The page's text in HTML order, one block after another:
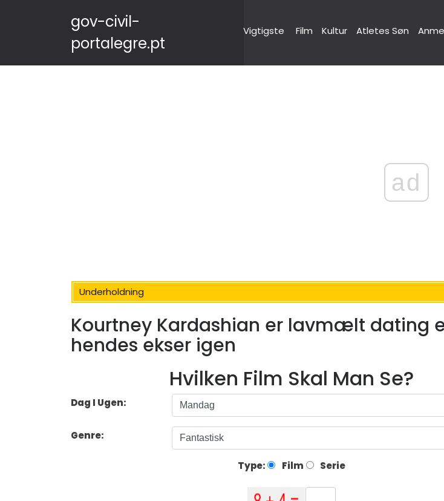
gov-civil-
portalegre.pt
Vigtigste Film Kultur Atletes Søn
ad
Underholdning
Kourtney Kardashian er lavmælt dating
hendes ekser igen
Hvilken Film Skal Man Se?
Dag I Ugen:
Genre:
Type: Film Serie